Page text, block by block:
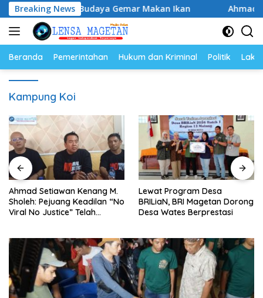
Langsung
ke
konten
Breaking News
Perkuat Budaya Gemar Makan Ikan Ahmad Setiawan
Beranda Pemerintahan Hukum dan Kriminal Politik
Kampung Koi
Ahmad Setiawan Kenang M.
Sholeh: Pejuang Keadilan “No
Viral No Justice” Telah
Lewat Program Desa
BRILiaN, BRI Magetan Dorong
Desa Wates Berprestasi